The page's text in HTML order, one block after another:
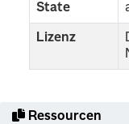
Ressourcen
State
Lizenz